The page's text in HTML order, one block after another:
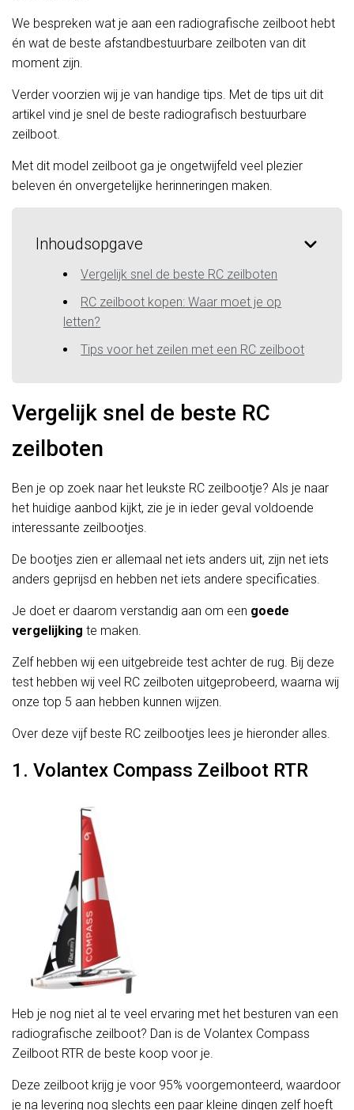
We bespreken wat je aan een radiografische zeilboot hebt
én wat de beste afstandbestuurbare zeilboten van dit
moment zijn.
Verder voorzien wij je van handige tips. Met de tips uit dit
artikel vind je snel de beste radiografisch bestuurbare
zeilboot.
Met dit model zeilboot ga je ongetwijfeld veel plezier
beleven én onvergetelijke herinneringen maken.
Inhoudsopgave
Vergelijk snel de beste RC zeilboten
RC zeilboot kopen: Waar moet je op
letten?
Tips voor het zeilen met een RC zeilboot
Vergelijk snel de beste RC
zeilboten
Ben je op zoek naar het leukste RC zeilbootje? Als je naar
het huidige aanbod kijkt, zie je in ieder geval voldoende
interessante zeilbootjes.
De bootjes zien er allemaal net iets anders uit, zijn net iets
anders geprijsd en hebben net iets andere specificaties.
Je doet er daarom verstandig aan om een goede
vergelijking te maken.
Zelf hebben wij een uitgebreide test achter de rug. Bij deze
test hebben wij veel RC zeilboten uitgeprobeerd, waarna wij
onze top 5 aan hebben kunnen wijzen.
Over deze vijf beste RC zeilbootjes lees je hieronder alles.
1. Volantex Compass Zeilboot RTR
Heb je nog niet al te veel ervaring met het besturen van een
radiografische zeilboot? Dan is de Volantex Compass
Zeilboot RTR de beste koop voor je.
Deze zeilboot krijg je voor 95% voorgemonteerd, waardoor
je na levering nog slechts een paar kleine dingen zelf hoeft